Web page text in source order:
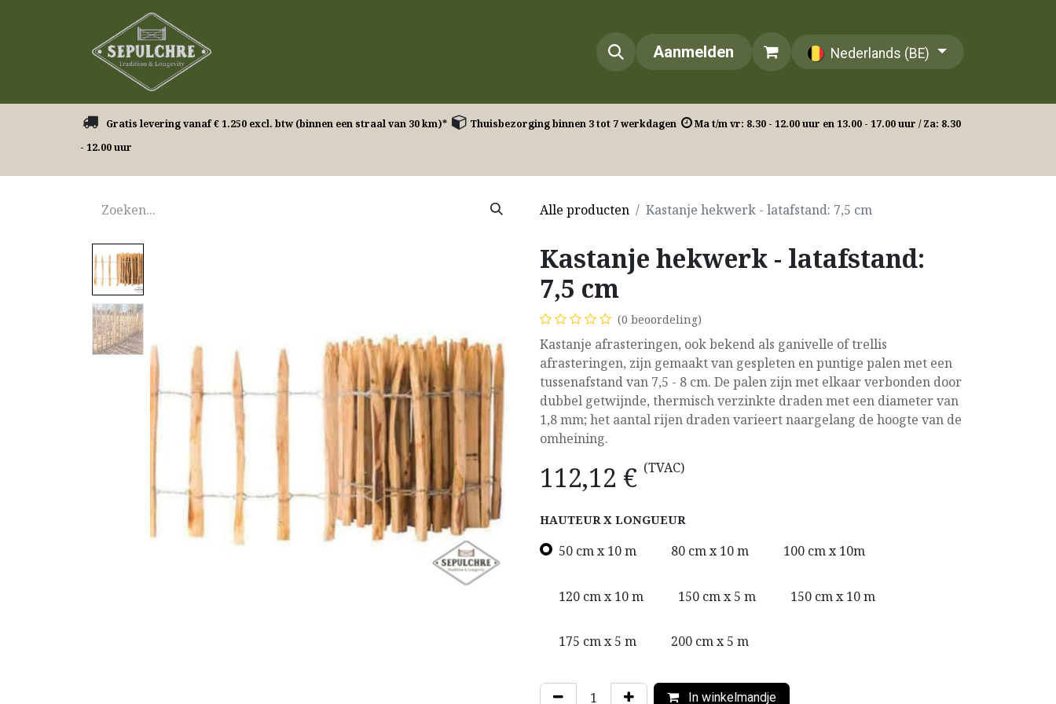
ContactAanmelden Nederlands (BE)
​ Gratis levering vanaf € 1.250 excl. btw (binnen een straal van 30 km)* ​ Thuisbezorging binnen 3 tot 7 werkdagen
Ma t/m vr: 8.30 - 12.00 uur en 13.00 - 17.00 uur / Za: 8.30
- 12.00 uur
Alle producten Kastanje hekwerk - latafstand: 7,5 cm
Kastanje hekwerk - latafstand:
7,5 cm
(0 beoordeling)
Kastanje afrasteringen, ook bekend als ganivelle of trellis
afrasteringen, zijn gemaakt van gespleten en puntige palen met een
tussenafstand van 7,5 - 8 cm. De palen zijn met elkaar verbonden door
dubbel getwijnde, thermisch verzinkte draden met een diameter van
1,8 mm; het aantal rijen draden varieert naargelang de hoogte van de
omheining.
112,12 € (TVAC)
HAUTEUR X LONGUEUR
50 cm x 10 m 80 cm x 10 m 100 cm x 10m
120 cm x 10 m 150 cm x 5 m 150 cm x 10 m
175 cm x 5 m 200 cm x 5 m
In winkelmandje